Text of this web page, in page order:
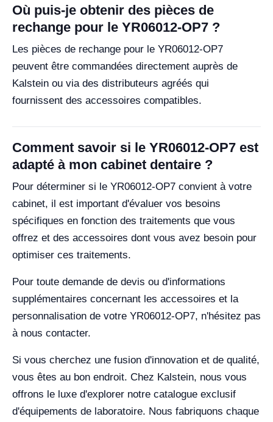
Où puis-je obtenir des pièces de
rechange pour le YR06012-OP7 ?
Les pièces de rechange pour le YR06012-OP7
peuvent être commandées directement auprès de
Kalstein ou via des distributeurs agréés qui
fournissent des accessoires compatibles.
Comment savoir si le YR06012-OP7 est
adapté à mon cabinet dentaire ?
Pour déterminer si le YR06012-OP7 convient à votre
cabinet, il est important d'évaluer vos besoins
spécifiques en fonction des traitements que vous
offrez et des accessoires dont vous avez besoin pour
optimiser ces traitements.
Pour toute demande de devis ou d'informations
supplémentaires concernant les accessoires et la
personnalisation de votre YR06012-OP7, n'hésitez pas
à nous contacter.
Si vous cherchez une fusion d'innovation et de qualité,
vous êtes au bon endroit. Chez Kalstein, nous vous
offrons le luxe d'explorer notre catalogue exclusif
d'équipements de laboratoire. Nous fabriquons chaque